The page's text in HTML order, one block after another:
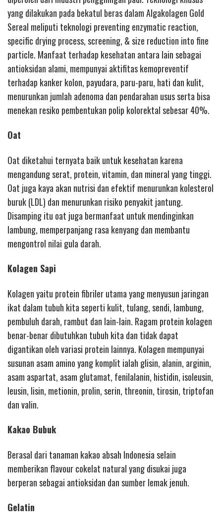
yang dilakukan pada bekatul beras dalam Algakolagen Gold
Sereal meliputi teknologi preventing enzymatic reaction,
specific drying process, screening, & size reduction into fine
particle. Manfaat terhadap kesehatan antara lain sebagai
antioksidan alami, mempunyai aktifitas kemopreventif
terhadap kanker kolon, payudara, paru-paru, hati dan kulit,
menurunkan jumlah adenoma dan pendarahan usus serta bisa
menekan resiko pembentukan polip kolorektal sebesar 40%.
Oat
Oat diketahui ternyata baik untuk kesehatan karena
mengandung serat, protein, vitamin, dan mineral yang tinggi.
Oat juga kaya akan nutrisi dan efektif menurunkan kolesterol
buruk (LDL) dan menurunkan risiko penyakit jantung.
Disamping itu oat juga bermanfaat untuk mendinginkan
lambung, memperpanjang rasa kenyang dan membantu
mengontrol nilai gula darah.
Kolagen Sapi
Kolagen yaitu protein fibriler utama yang menyusun jaringan
ikat dalam tubuh kita seperti kulit, tulang, sendi, lambung,
pembuluh darah, rambut dan lain-lain. Ragam protein kolagen
benar-benar dibutuhkan tubuh kita dan tidak dapat
digantikan oleh variasi protein lainnya. Kolagen mempunyai
susunan asam amino yang komplit ialah glisin, alanin, arginin,
asam aspartat, asam glutamat, fenilalanin, histidin, isoleusin,
leusin, lisin, metionin, prolin, serin, threonin, tirosin, triptofan
dan valin.
Kakao Bubuk
Berasal dari tanaman kakao absah Indonesia selain
memberikan flavour cokelat natural yang disukai juga
berperan sebagai antioksidan dan sumber lemak jenuh.
Gelatin